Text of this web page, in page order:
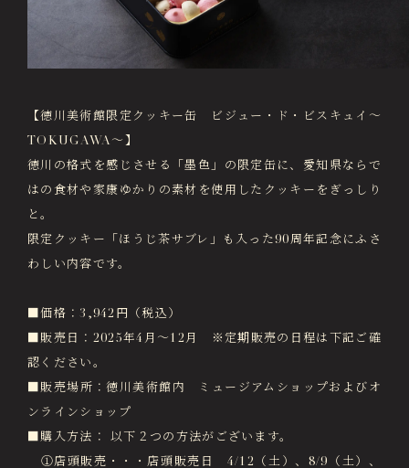
About Us
徳川美術館について
Tokugawaen Garden
名古屋市蓬左文庫（公開文庫）
Hozentei Restaurant
Tokugawaen Area General
Information Site
徳川園エリア総合インフォメーションサイト
【徳川美術館限定クッキー缶 ビジュー・ド・ビスキュイ～
TOKUGAWA～】
徳川の格式を感じさせる「墨色」の限定缶に、愛知県ならで
はの食材や家康ゆかりの素材を使用したクッキーをぎっしり
と。
限定クッキー「ほうじ茶サブレ」も入った90周年記念にふさ
わしい内容です。
■価格：3,942円（税込）
■販売日：2025年4月～12月 ※定期販売の日程は下記ご確
認ください。
■販売場所：徳川美術館内 ミュージアムショップおよびオ
ンラインショップ
■購入方法： 以下２つの方法がございます。
①店頭販売・・・店頭販売日 4/12（土）、8/9（土）、